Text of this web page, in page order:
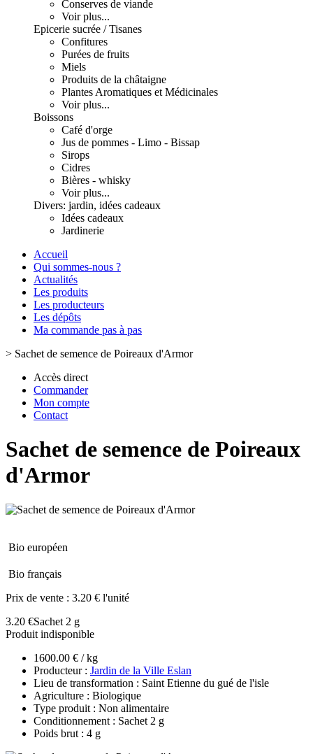
Conserves de viande
Voir plus...
Epicerie sucrée / Tisanes
Confitures
Purées de fruits
Miels
Produits de la châtaigne
Plantes Aromatiques et Médicinales
Voir plus...
Boissons
Café d'orge
Jus de pommes - Limo - Bissap
Sirops
Cidres
Bières - whisky
Voir plus...
Divers: jardin, idées cadeaux
Idées cadeaux
Jardinerie
Accueil
Qui sommes-nous ?
Actualités
Les produits
Les producteurs
Les dépôts
Ma commande pas à pas
> Sachet de semence de Poireaux d'Armor
Accès direct
Commander
Mon compte
Contact
Sachet de semence de Poireaux
d'Armor
Bio européen
Bio français
Prix de vente : 3.20 € l'unité
3.20 €Sachet 2 g
Produit indisponible
1600.00 € / kg
Producteur : Jardin de la Ville Eslan
Lieu de transformation : Saint Etienne du gué de l'isle
Agriculture : Biologique
Type produit : Non alimentaire
Conditionnement : Sachet 2 g
Poids brut : 4 g